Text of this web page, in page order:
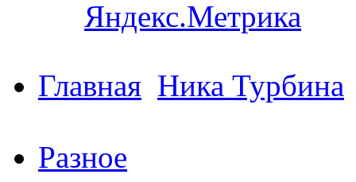
Главная Ника Турбина
Разное